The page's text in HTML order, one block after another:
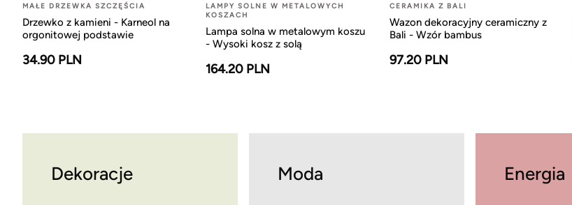
MAŁE DRZEWKA SZCZĘŚCIA
Drzewko z kamieni - Karneol na
orgonitowej podstawie
34.90 PLN
LAMPY SOLNE W METALOWYCH
KOSZACH
Lampa solna w metalowym koszu
- Wysoki kosz z solą
164.20 PLN
CERAMIKA Z BALI
Wazon dekoracyjny ceramiczny z
Bali - Wzór bambus
97.20 PLN
Dekoracje Moda Energia